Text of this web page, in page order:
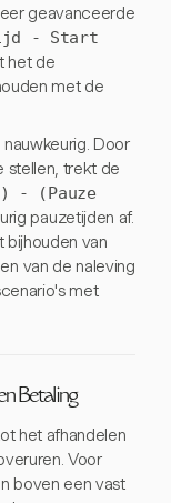
geavanceerde
- Start
het de
met de
Door
stellen, trekt de
- (Pauze
pauzetijden af.
bijhouden van
van de naleving
met
Betaling
het afhandelen
Voor
boven een vast